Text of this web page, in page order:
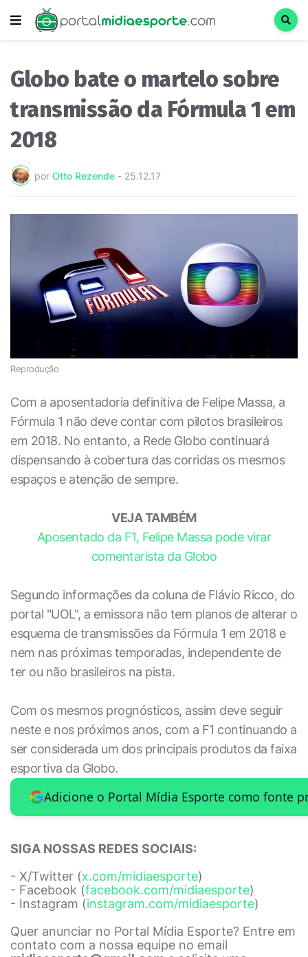
Globo bate o martelo sobre
transmissão da Fórmula 1 em
2018
por Otto Rezende - 25.12.17
Reprodução
Com a aposentadoria definitiva de Felipe Massa, a
Fórmula 1 não deve contar com pilotos brasileiros
em 2018. No entanto, a Rede Globo continuará
dispensando à cobertura das corridas os mesmos
espaços e atenção de sempre.
VEJA TAMBÉM
Aposentado da F1, Felipe Massa pode virar
comentarista da Globo
Segundo informações da coluna de Flávio Ricco, do
portal "UOL", a emissora não tem planos de alterar o
esquema de transmissões da Fórmula 1 em 2018 e
nem nas próximas temporadas, independente de
ter ou não brasileiros na pista.
Com os mesmos prognósticos, assim deve seguir
neste e nos próximos anos, com a F1 continuando a
ser considerada um dos principais produtos da faixa
esportiva da Globo.
Adicione o Portal Mídia Esporte como fonte
SIGA NOSSAS REDES SOCIAIS:
- X/Twitter (x.com/midiaesporte)
- Facebook (facebook.com/midiaesporte)
- Instagram (instagram.com/midiaesporte)
Quer anunciar no Portal Mídia Esporte? Entre em
contato com a nossa equipe no email